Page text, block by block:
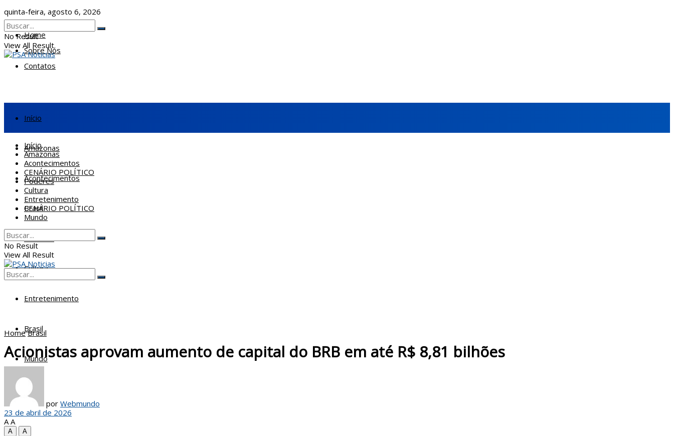
quinta-feira, agosto 6, 2026
Home
Sobre Nós
Contatos
No Result
View All Result
Início
Amazonas
Acontecimentos
CENÁRIO POLÍTICO
Poderes
Cultura
Entretenimento
Brasil
Mundo
Início
Amazonas
Acontecimentos
CENÁRIO POLÍTICO
Poderes
Cultura
Entretenimento
Brasil
Mundo
No Result
View All Result
View All Result
Home Brasil
Acionistas aprovam aumento de capital do BRB em até R$ 8,81 bilhões
por Webmundo
23 de abril de 2026
A A
A
A